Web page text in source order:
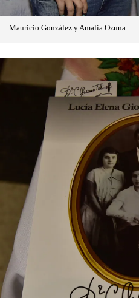
Mauricio González y Amalia Ozuna.